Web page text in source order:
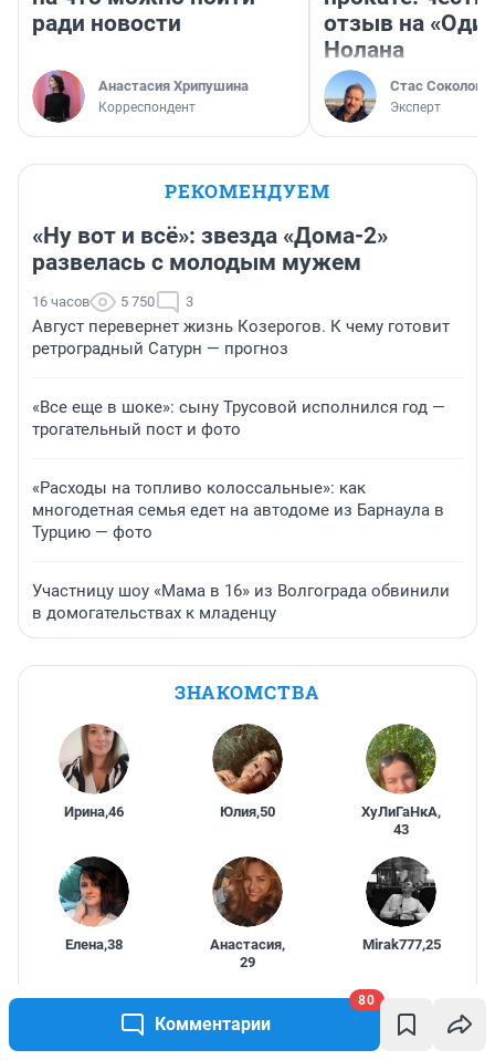
Комментарии
80
ради новости
Анастасия Хрипушина
Корреспондент
отзыв на
Нолана
Стас Соколов
Эксперт
РЕКОМЕНДУЕМ
«Ну вот и всё»: звезда «Дома-2»
развелась с молодым мужем
16 часов 5 750 3
Август перевернет жизнь Козерогов. К чему готовит
ретроградный Сатурн — прогноз
«Все еще в шоке»: сыну Трусовой исполнился год —
трогательный пост и фото
«Расходы на топливо колоссальные»: как
многодетная семья едет на автодоме из Барнаула в
Турцию — фото
Участницу шоу «Мама в 16» из Волгограда обвинили
в домогательствах к младенцу
ЗНАКОМСТВА
Ирина,46 Юлия,50 ХуЛиГаНкА,
43
Елена,38 Анастасия,
29
Mirak777,25